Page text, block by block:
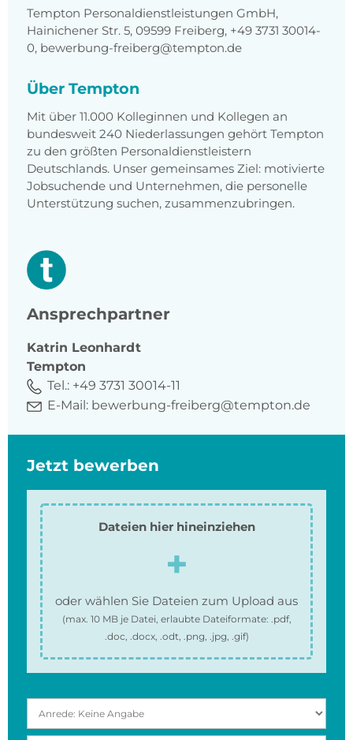
Tempton Personaldienstleistungen GmbH,
Hainichener Str. 5, 09599 Freiberg, +49 3731 30014-
0, bewerbung-freiberg@tempton.de
Über Tempton
Mit über 11.000 Kolleginnen und Kollegen an
bundesweit 240 Niederlassungen gehört Tempton
zu den größten Personaldienstleistern
Deutschlands. Unser gemeinsames Ziel: motivierte
Jobsuchende und Unternehmen, die personelle
Unterstützung suchen, zusammenzubringen.
Ansprechpartner
Katrin Leonhardt
Tempton
Tel.: +49 3731 30014-11
E-Mail: bewerbung-freiberg@tempton.de
Jetzt bewerben
Dateien hier hineinziehen
oder wählen Sie Dateien zum Upload aus
(max. 10 MBje Datei, erlaubte Dateiformate: .pdf,
.doc, .docx, .odt, .png, .jpg, .gif)